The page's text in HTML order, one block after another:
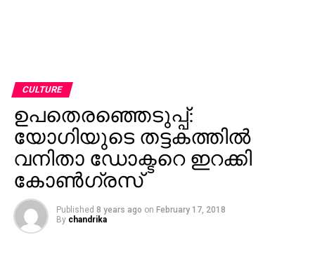
CULTURE
ഉപതെരഞ്ഞെടുപ്പ്:
യോഗിയുടെ തട്ടകത്തില്‍
വനിതാ ഡോക്ടറെ ഇറക്കി
കോണ്‍ഗ്രസ്
Published 8 years ago on February 17, 2018
By chandrika